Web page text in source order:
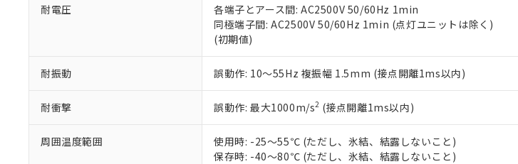
耐電圧
各端子とアース間: AC2500V 50/60Hz 1min
同極端子間: AC2500V 50/60Hz 1min (点灯ユニットは除く)
(初期値)
耐振動 誤動作: 10～55Hz 複振幅 1.5mm (接点開離1ms以内)
耐衝撃 誤動作: 最大1000m/s2 (接点開離1ms以内)
周囲温度範囲
使用時: -25～55℃ (ただし、氷結、結露しないこと)
保存時: -40～80℃ (ただし、氷結、結露しないこと)